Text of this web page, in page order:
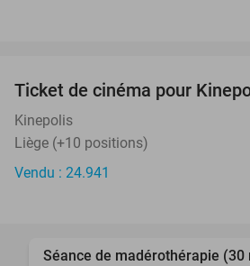
OUT
Ticket de cinéma pour
Kinepolis
Liège (+10 positions)
Vendu : 24.941
Séance de madérothérapie (30